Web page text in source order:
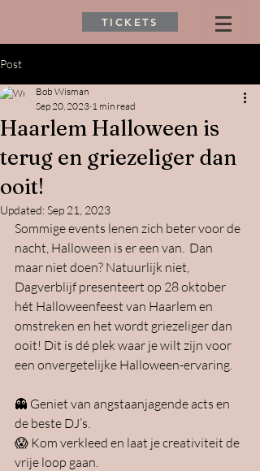
TICKETS
Post
Haarlem Halloween is
terug en griezeliger dan
ooit!
Bob Wisman
Sep 20, 2023 1 min read
Updated:Sep 21, 2023
Sommige events lenen zich beter voor de
nacht, Halloween is er een van.  Dan
maar niet doen? Natuurlijk niet,
Dagverblijf presenteert op 28 oktober
hét Halloweenfeest van Haarlem en
omstreken en het wordt griezeliger dan
ooit! Dit is dé plek waar je wilt zijn voor
een onvergetelijke Halloween-ervaring.
👻 Geniet van angstaanjagende acts en
de beste DJ’s.
😱 Kom verkleed en laat je creativiteit de
vrije loop gaan.